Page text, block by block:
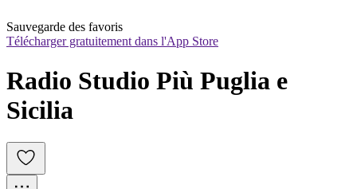
Sauvegarde des favoris
Télécharger gratuitement dans l'App Store
Radio Studio Più Puglia e
Sicilia